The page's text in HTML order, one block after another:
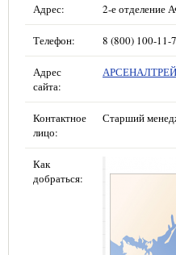
Адрес: 2-е отделение
Телефон: 8 (800) 100-11-
Адрес
сайта:
Контактное
лицо:
Старший
Как
добраться: